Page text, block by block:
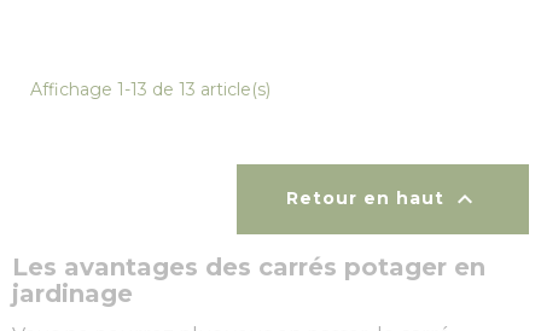
Affichage 1-13 de 13 article(s)
Retour en haut 
Les avantages des carrés potager en
jardinage